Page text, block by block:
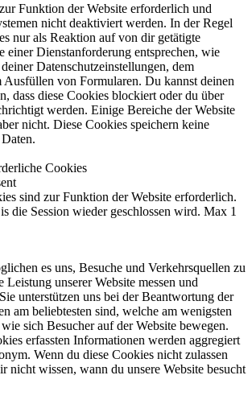
Funktion der Website erforderlich und
nicht deaktiviert werden. In der Regel
nur als Reaktion auf von dir getätigte
einer Dienstanforderung entsprechen, wie
Datenschutzeinstellungen, dem
Ausfüllen von Formularen. Du kannst deinen
dass diese Cookies blockiert oder du über
werden. Einige Bereiche der Website
nicht. Diese Cookies speichern keine
Cookies
sind zur Funktion der Website erforderlich.
die Session wieder geschlossen wird. Max 1
es uns, Besuche und Verkehrsquellen zu
unserer Website messen und
unterstützen uns bei der Beantwortung der
am beliebtesten sind, welche am wenigsten
sich Besucher auf der Website bewegen.
erfassten Informationen werden aggregiert
Wenn du diese Cookies nicht zulassen
nicht wissen, wann du unsere Website besucht